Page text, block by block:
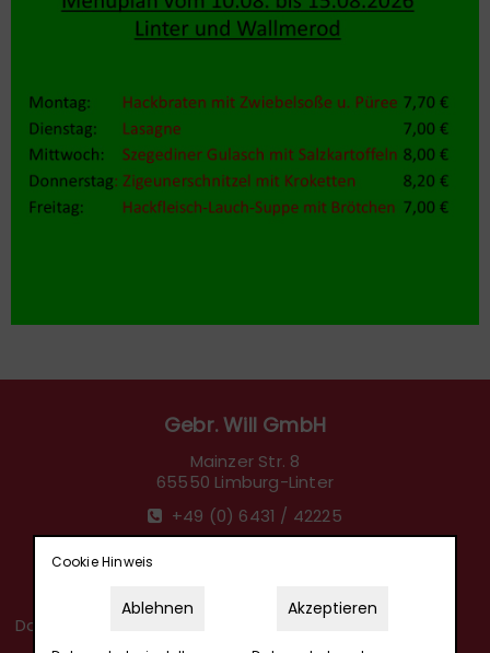
Gebr. Will GmbH
Mainzer Str. 8
65550 Limburg-Linter
+49 (0) 6431 / 42225
Datenschutz­einstellungen
Cookie Hinweis
Ablehnen Akzeptieren